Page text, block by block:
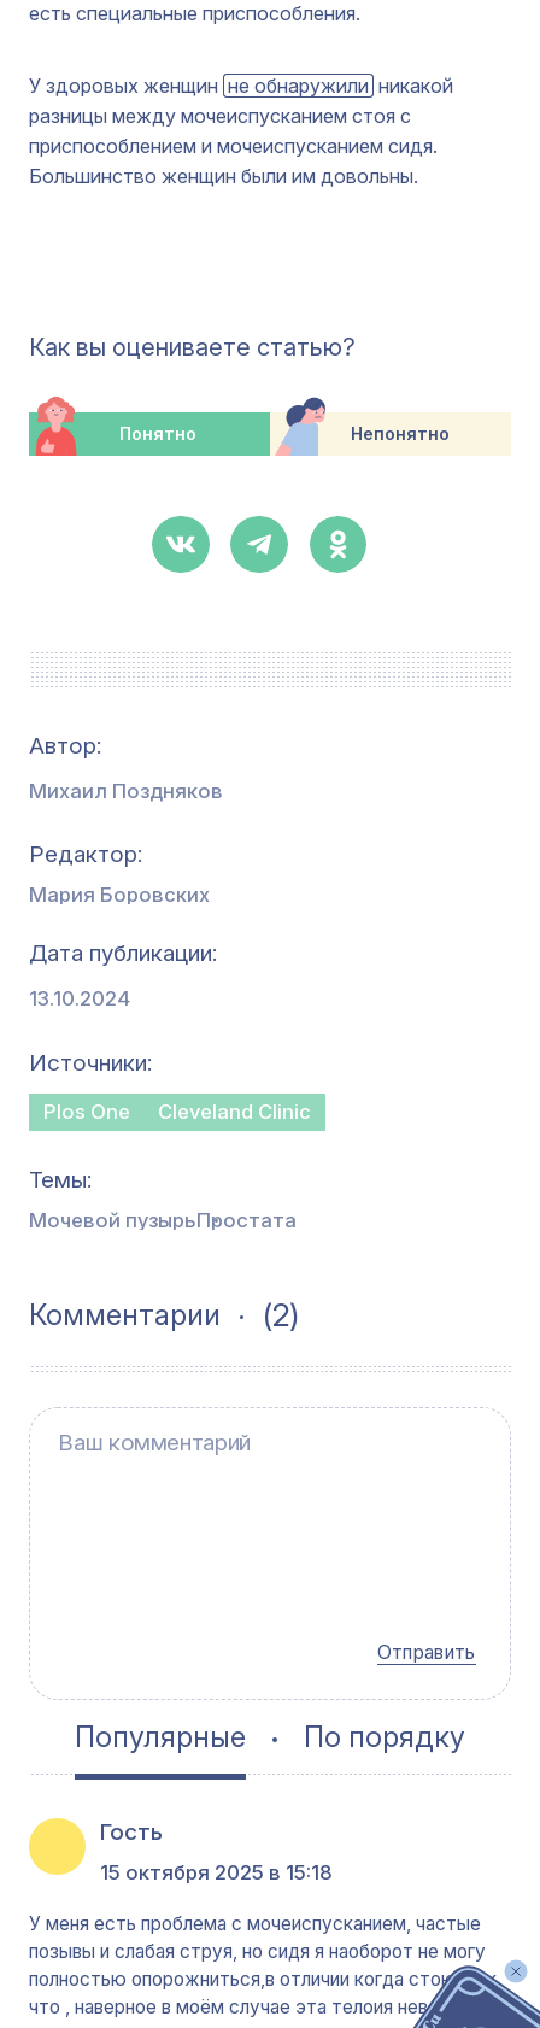
есть специальные приспособления.
У здоровых женщин не обнаружили никакой
разницы между мочеиспусканием стоя с
приспособлением и мочеиспусканием сидя.
Большинство женщин были им довольны.
Как вы оцениваете статью?
Понятно Непонятно
Автор:
Михаил Поздняков
Редактор
Мария Боровских
Дата публикации
13.10.2024
Источники
Plos One Cleveland Clinic
Темы
Мочевой пузырьПростата
Комментарии (2)
Отправить
Популярные По порядку
Гость
15 октября 2025 в 15:18
У меня есть проблема с мочеиспусканием, частые
позывы и слабая струя, но сидя я наоборот не могу
полностью опорожниться,в отличии когда стою. Так
что , наверное в моём случае эта телоия неверна.